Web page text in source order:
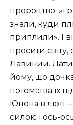
пророцтво:
знали, куди
приплили». І
просити
Лавинии.
йому, що
потомства їх
Юнона в люті —
силою і ось-